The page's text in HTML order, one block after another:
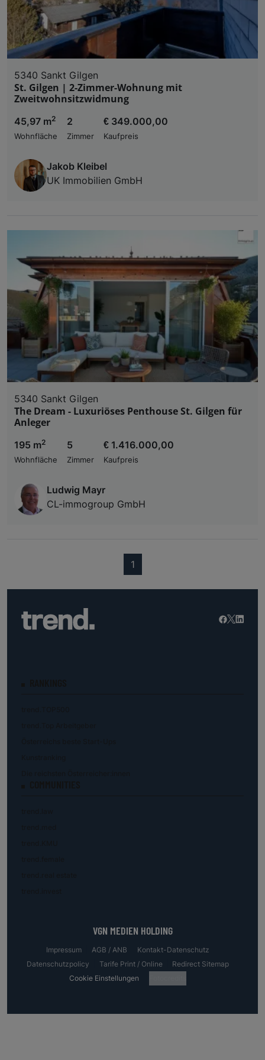
5340 Sankt Gilgen
St. Gilgen | 2-Zimmer-Wohnung mit
Zweitwohnsitzwidmung
45,97 m2
Wohnfläche
2
Zimmer
€ 349.000,00
Kaufpreis
Jakob Kleibel
UK Immobilien GmbH
5340 Sankt Gilgen
The Dream - Luxuriöses Penthouse St. Gilgen für
Anleger
195 m2
Wohnfläche
5
Zimmer
€ 1.416.000,00
Kaufpreis
Ludwig Mayr
CL-immogroup GmbH
1(current)
VGN MEDIEN HOLDING
Impressum AGB / ANB
Kontakt-Datenschutz
Datenschutzpolicy
Tarife Print / Online
Redirect Sitemap
Cookie Einstellungen